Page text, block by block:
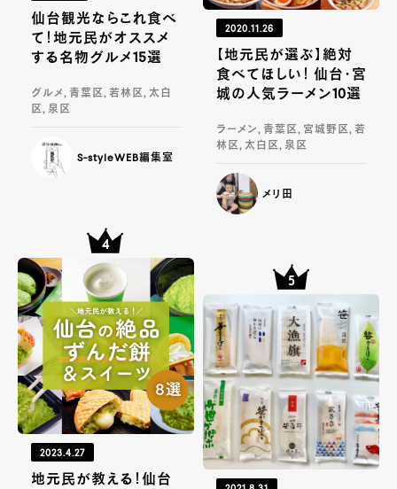
仙台観光ならこれ食べ
て！地元民がオススメ
する名物グルメ15選
グルメ, 青葉区, 若林区, 太白
区, 泉区
S-styleWEB編集室
2020.11.26
【地元民が選ぶ】絶対
食べてほしい！ 仙台・宮
城の人気ラーメン10選
ラーメン, 青葉区, 宮城野区, 若
林区, 太白区, 泉区
メリ田
2023.4.27
地元民が教える！仙台